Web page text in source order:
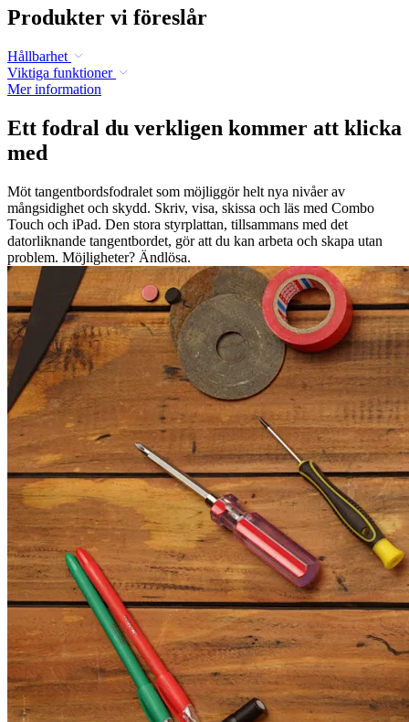
Produkter vi föreslår
Hållbarhet
Viktiga funktioner
Mer information
Ett fodral du verkligen kommer att klicka
med
Möt tangentbordsfodralet som möjliggör helt nya nivåer av
mångsidighet och skydd. Skriv, visa, skissa och läs med Combo
Touch och iPad. Den stora styrplattan, tillsammans med det
datorliknande tangentbordet, gör att du kan arbeta och skapa utan
problem. Möjligheter? Ändlösa.